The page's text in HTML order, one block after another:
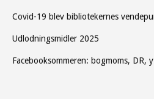
Covid-19 blev bibliotekernes
Udlodningsmidler 2025
Facebooksommeren: bogmoms, DR,